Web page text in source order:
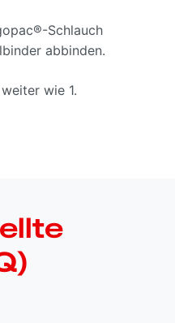
®-Schlauch
abbinden.
wie 1.